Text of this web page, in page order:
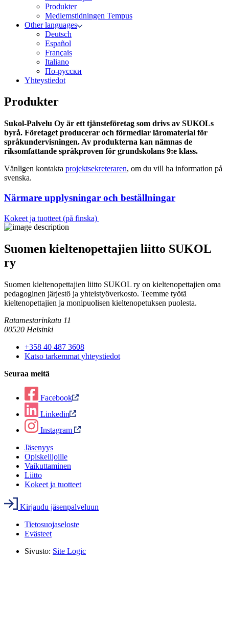
Produkter
Medlemstidningen Tempus
Other languages
Deutsch
Español
Français
Italiano
По-русски
Yhteystiedot
Produkter
Sukol-Palvelu Oy är ett tjänsteföretag som drivs av SUKOLs
byrå. Företaget producerar och förmedlar läromaterial för
språkundervisningen. Av produkterna kan nämnas de
riksomfattande språkproven för grundskolans 9:e klass.
Vänligen kontakta projektsekreteraren, om du vill ha information på
svenska.
Närmare upplysningar och beställningar
Kokeet ja tuotteet (på finska)
Suomen kieltenopettajien liitto SUKOL
ry
Suomen kieltenopettajien liitto SUKOL ry on kieltenopettajien oma
pedagoginen järjestö ja yhteistyöverkosto. Teemme työtä
kieltenopettajien ja monipuolisen kieltenopetuksen puolesta.
Ratamestarinkatu 11
00520 Helsinki
+358 40 487 3608
Katso tarkemmat yhteystiedot
Seuraa meitä
Facebook
Linkedin
Instagram
Jäsenyys
Opiskelijoille
Vaikuttaminen
Liitto
Kokeet ja tuotteet
Kirjaudu jäsenpalveluun
Tietosuojaseloste
Evästeet
Sivusto: Site Logic